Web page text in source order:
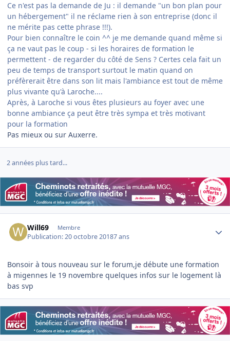
Ce n'est pas la demande de Ju : il demande "un bon plan pour
un hébergement" il ne réclame rien à son entreprise (donc il
ne mérite pas cette phrase !!!).
Pour bien connaître le coin ^^ je me demande quand même si
ça ne vaut pas le coup - si les horaires de formation le
permettent - de regarder du côté de Sens ? Certes cela fait un
peu de temps de transport surtout le matin quand on
préfèrerait être dans son lit mais l'ambiance est tout de même
plus vivante qu'à Laroche....
Après, à Laroche si vous êtes plusieurs au foyer avec une
bonne ambiance ça peut être très sympa et très motivant
pour la formation
Pas mieux ou sur Auxerre.
2 années plus tard...
Will69 Membre
Publication:20 octobre 20187 ans
Bonsoir à tous nouveau sur le forum,je débute une formation
à migennes le 19 novembre quelques infos sur le logement là
bas svp